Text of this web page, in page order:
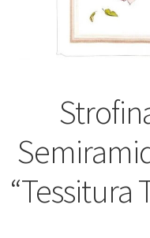
“Tessitura